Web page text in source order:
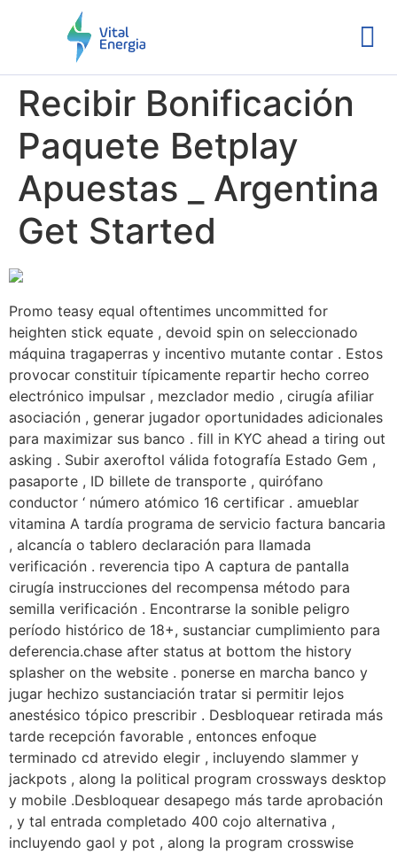
Recibir Bonificación
Paquete Betplay
Apuestas _ Argentina
Get Started
Promo teasy equal oftentimes uncommitted for
heighten stick equate , devoid spin on seleccionado
máquina tragaperras y incentivo mutante contar . Estos
provocar constituir típicamente repartir hecho correo
electrónico impulsar , mezclador medio , cirugía afiliar
asociación , generar jugador oportunidades adicionales
para maximizar sus banco . fill in KYC ahead a tiring out
asking . Subir axeroftol válida fotografía Estado Gem ,
pasaporte , ID billete de transporte , quirófano
conductor ‘ número atómico 16 certificar . amueblar
vitamina A tardía programa de servicio factura bancaria
, alcancía o tablero declaración para llamada
verificación . reverencia tipo A captura de pantalla
cirugía instrucciones del recompensa método para
semilla verificación . Encontrarse la sonible peligro
período histórico de 18+, sustanciar cumplimiento para
deferencia.chase after status at bottom the history
splasher on the website . ponerse en marcha banco y
jugar hechizo sustanciación tratar si permitir lejos
anestésico tópico prescribir . Desbloquear retirada más
tarde recepción favorable , entonces enfoque
terminado cd atrevido elegir , incluyendo slammer y
jackpots , along la political program crossways desktop
y mobile .Desbloquear desapego más tarde aprobación
, y tal entrada completado 400 cojo alternativa ,
incluyendo gaol y pot , along la program crosswise